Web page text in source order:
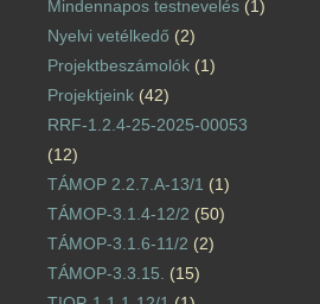
Mindennapos testnevelés(1)
Nyelvi vetélkedő (2)
Projektbeszámolók(1)
Projektjeink(42)
RRF-1.2.4-25-2025-00053
(12)
TÁMOP 2.2.7.A-13/1 (1)
TÁMOP-3.1.4-12/2 (50)
TÁMOP-3.1.6-11/2 (2)
TÁMOP-3.3.15. (15)